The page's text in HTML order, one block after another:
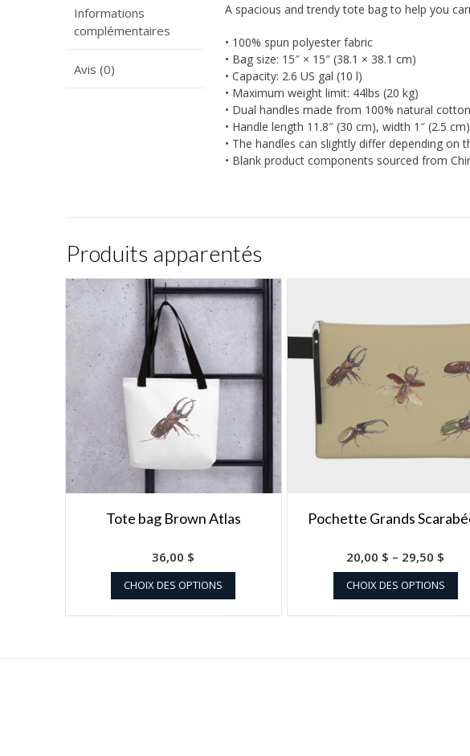
Informations
complémentaires
Avis (0)
A spacious and trendy tote bag to help you
• 100% spun polyester fabric
• Bag size: 15″ × 15″ (38.1 × 38.1 cm)
• Capacity: 2.6 US gal (10 l)
• Maximum weight limit: 44lbs (20 kg)
• Dual handles made from 100% natural
• Handle length 11.8″ (30 cm), width 1″ (2.5 cm)
• The handles can slightly differ depending on
• Blank product components sourced from
Produits apparentés
Tote bag Brown Atlas
36,00 $
CHOIX DES OPTIONS
Pochette Grands
20,00 $ – 29,50 $
CHOIX DES OPTIONS